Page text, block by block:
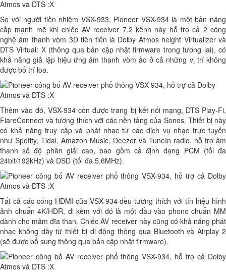
So với người tiền nhiệm VSX-933, Pioneer VSX-934 là một bản nâng
cấp mạnh mẽ khi chiếc AV receiver 7.2 kênh này hỗ trợ cả 2 công
nghệ âm thanh vòm 3D tiên tiến là Dolby Atmos height Virtualizer và
DTS Virtual: X (thông qua bản cập nhật firmware trong tương lai), có
khả năng giả lập hiệu ứng âm thanh vòm ảo ở cả những vị trí không
được bố trí loa.
Thêm vào đó, VSX-934 còn được trang bị kết nối mạng, DTS Play-Fi,
FlareConnect và tương thích với các nền tảng của Sonos. Thiết bị này
có khả năng truy cập và phát nhạc từ các dịch vụ nhạc trực tuyến
như Spotify, Tidal, Amazon Music, Deezer và TuneIn radio, hỗ trợ âm
thanh số độ phân giải cao, bao gồm cả định dạng PCM (tối đa
24bit/192kHz) và DSD (tối đa 5,6MHz).
Tất cả các cổng HDMI của VSX-934 đều tương thích với tín hiệu hình
ảnh chuẩn 4K/HDR, đi kèm với đó là một đầu vào phono chuẩn MM
dành cho mâm đĩa than. Chiếc AV receiver này cũng có khả năng phát
nhạc không dây từ thiết bị di động thông qua Bluetooth và Airplay 2
(sẽ được bổ sung thông qua bản cập nhật firmware).